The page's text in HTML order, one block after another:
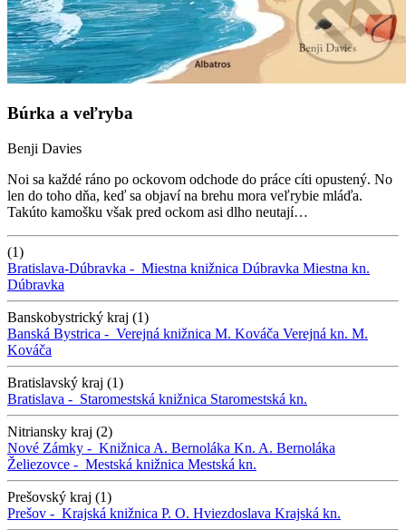
Búrka a veľryba
Benji Davies
Noi sa každé ráno po ockovom odchode do práce cíti opustený. No
len do toho dňa, keď sa objaví na brehu mora veľrybie mláďa.
Takúto kamošku však pred ockom asi dlho neutají…
(1)
Bratislava-Dúbravka - Miestna knižnica Dúbravka Miestna kn.
Dúbravka
Banskobystrický kraj (1)
Banská Bystrica - Verejná knižnica M. Kováča Verejná kn. M.
Kováča
Bratislavský kraj (1)
Bratislava - Staromestská knižnica Staromestská kn.
Nitriansky kraj (2)
Nové Zámky - Knižnica A. Bernoláka Kn. A. Bernoláka
Želiezovce - Mestská knižnica Mestská kn.
Prešovský kraj (1)
Prešov - Krajská knižnica P. O. Hviezdoslava Krajská kn.